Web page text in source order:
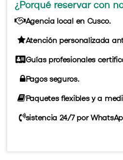
¿Porqué reservar con
Agencia local en Cusco.
Atención personalizada
Guías profesionales
Pagos seguros.
Paquetes flexibles y a
sistencia 24/7 por